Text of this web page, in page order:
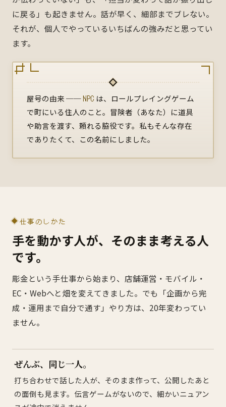
に戻る」も起きません。話が早く、細部までブレない。
それが、個人でやっているいちばんの強みだと思ってい
ます。
屋号の由来 ──NPC は、ロールプレイングゲーム
で町にいる住人のこと。冒険者（あなた）に道具
や助言を渡す、頼れる脇役です。私もそんな存在
でありたくて、この名前にしました。
仕事のしかた
手を動かす人が、そのまま考える人
です。
彫金という手仕事から始まり、店舗運営・モバイル・
EC・Webへと畑を変えてきました。でも「企画から完
成・運用まで自分で通す」やり方は、20年変わってい
ません。
ぜんぶ、同じ一人。
打ち合わせで話した人が、そのまま作って、公開したあと
の面倒も見ます。伝言ゲームがないので、細かいニュアン